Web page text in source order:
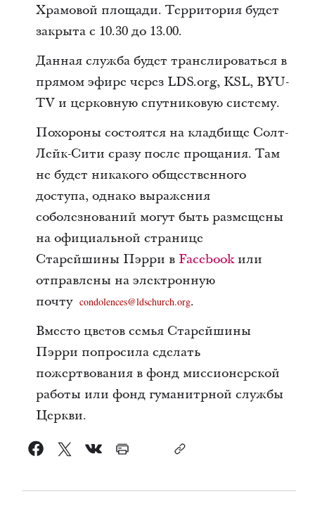
Храмовой площади. Территория будет
закрыта с 10.30 до 13.00.
Данная служба будет транслироваться в
прямом эфире через LDS.org, KSL, BYU-
TV и церковную спутниковую систему.
Похороны состоятся на кладбище Солт-
Лейк-Сити сразу после прощания. Там
не будет никакого общественного
доступа, однако выражения
соболезнований могут быть размещены
на официальной странице
Старейшины Пэрри в Facebookили
отправлены на электронную
почту condolences@ldschurch.org.
Вместо цветов семья Старейшины
Пэрри попросила сделать
пожертвования в фонд миссионерской
работы или фонд гуманитрной службы
Церкви.